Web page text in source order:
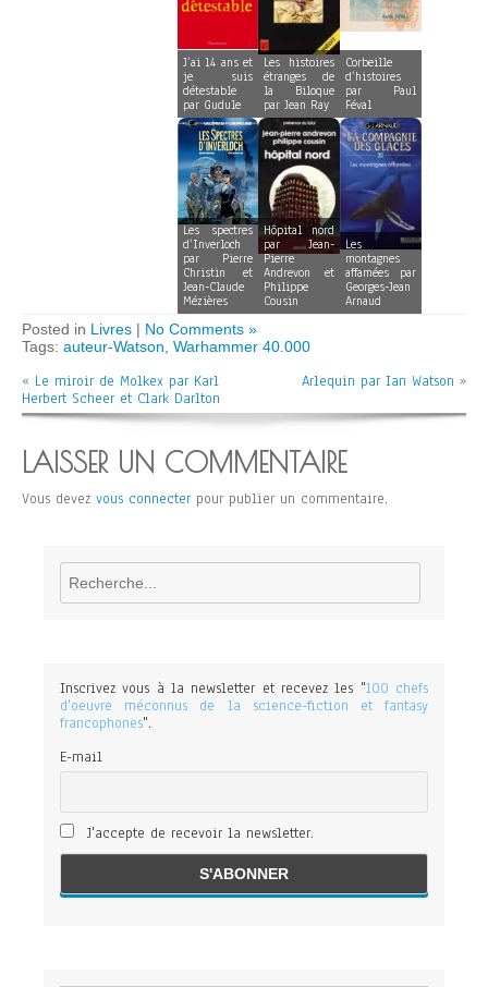
J’ai 14 ans et
je suis
détestable
par Gudule
Les histoires
étranges de
la Biloque
par Jean Ray
Corbeille
d’histoires
par Paul
Féval
Les spectres
d’Inverloch
par Pierre
Christin et
Jean-Claude
Mézières
Hôpital nord
par Jean-
Pierre
Andrevon et
Philippe
Cousin
Les
montagnes
affamées par
Georges-Jean
Arnaud
Posted in Livres | No Comments »
Tags: auteur-Watson, Warhammer 40.000
« Le miroir de Molkex par Karl
Herbert Scheer et Clark Darlton
Arlequin par Ian Watson »
LAISSER UN COMMENTAIRE
Vous devez vous connecter pour publier un commentaire.
Rechercher
Inscrivez vous à la newsletter et recevez les "100 chefs
d'oeuvre méconnus de la science-fiction et fantasy
francophones".
E-mail
J'accepte de recevoir la newsletter.